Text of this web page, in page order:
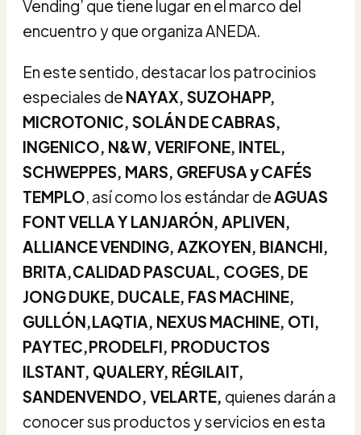
Vending’ que tiene lugar en el marco del
encuentro y que organiza ANEDA.
En este sentido, destacar los patrocinios
especiales de NAYAX, SUZOHAPP,
MICROTONIC, SOLÁN DE CABRAS,
INGENICO, N&W, VERIFONE, INTEL,
SCHWEPPES, MARS, GREFUSA y CAFÉS
TEMPLO, así como los estándar deAGUAS
FONT VELLA Y LANJARÓN, APLIVEN,
ALLIANCE VENDING, AZKOYEN, BIANCHI,
BRITA,CALIDAD PASCUAL, COGES, DE
JONG DUKE, DUCALE, FAS MACHINE,
GULLÓN,LAQTIA, NEXUS MACHINE, OTI,
PAYTEC,PRODELFI, PRODUCTOS
ILSTANT, QUALERY, RÉGILAIT,
SANDENVENDO, VELARTE, quienes darán a
conocer sus productos y servicios en esta